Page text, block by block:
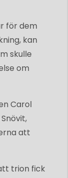
för dem
kan
skulle
om
Carol
att
trion fick